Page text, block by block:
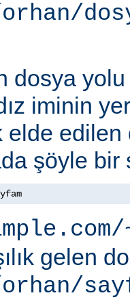
dosya yolu
iminin
edilen
şöyle bir
gelen